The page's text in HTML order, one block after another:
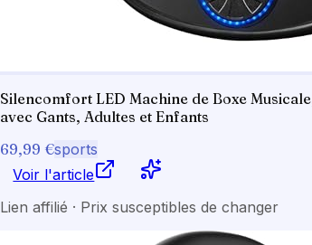
Silencomfort LED Machine de Boxe
avec Gants, Adultes et Enfants
69,99 €sports
Voir l'article
Lien affilié · Prix susceptibles de changer